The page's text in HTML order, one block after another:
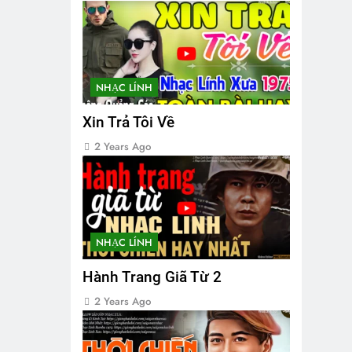
NHẠC LÍNH
Xin Trả Tôi Về
2 Years Ago
NHẠC LÍNH
Hành Trang Giã Từ 2
2 Years Ago